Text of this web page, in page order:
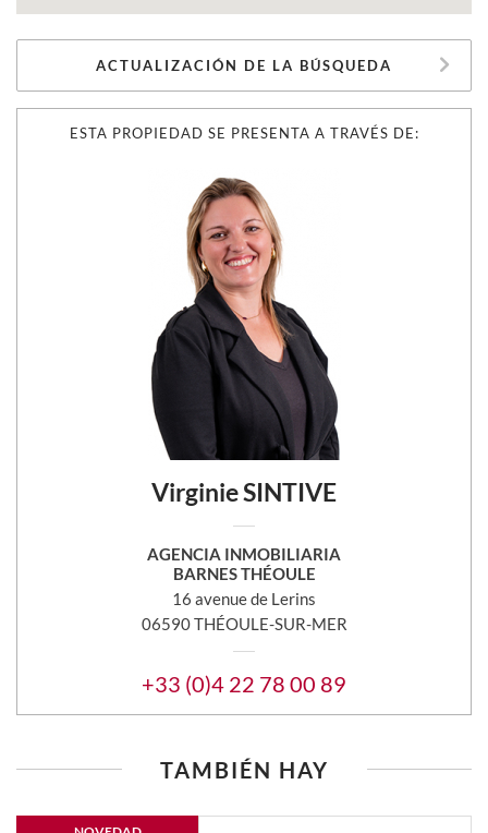
ESTA PROPIEDAD SE PRESENTA A TRAVÉS DE:
Virginie SINTIVE
AGENCIA INMOBILIARIA
BARNES THÉOULE
16 avenue de Lerins
06590 THÉOULE-SUR-MER
+33 (0)4 22 78 00 89
ACTUALIZACIÓN DE LA BÚSQUEDA
TAMBIÉN HAY